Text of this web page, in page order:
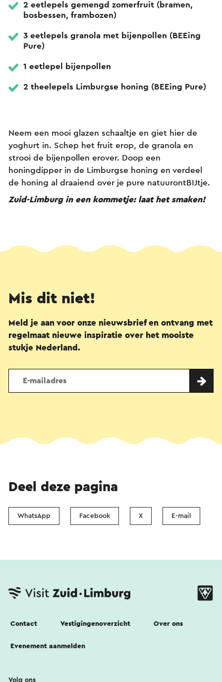
2 eetlepels gemengd zomerfruit (bramen,
bosbessen, frambozen)
3 eetlepels granola met bijenpollen (BEEing
Pure)
1 eetlepel bijenpollen
2 theelepels Limburgse honing (BEEing Pure)
Neem een mooi glazen schaaltje en giet hier de
yoghurt in. Schep het fruit erop, de granola en
strooi de bijenpollen erover. Doop een
honingdipper in de Limburgse honing en verdeel
de honing al draaiend over je pure natuurontBIJtje.
Zuid-Limburg in een kommetje: laat het smaken!
Mis dit niet!
Meld je aan voor onze nieuwsbrief en ontvang met
regelmaat nieuwe inspiratie over het mooiste
stukje Nederland.
Deel deze pagina
WhatsApp Facebook X E-mail
Contact Vestigingenoverzicht Over ons
Evenement aanmelden
Volg ons